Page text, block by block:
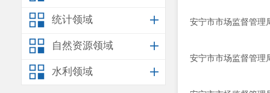
统计领域
自然资源领域
水利领域
安宁市市场监督管理
安宁市市场监督管理